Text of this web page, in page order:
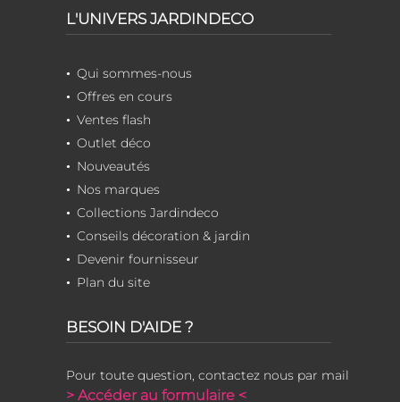
L'UNIVERS JARDINDECO
Qui sommes-nous
Offres en cours
Ventes flash
Outlet déco
Nouveautés
Nos marques
Collections Jardindeco
Conseils décoration & jardin
Devenir fournisseur
Plan du site
BESOIN D'AIDE ?
Pour toute question, contactez nous par mail
> Accéder au formulaire <